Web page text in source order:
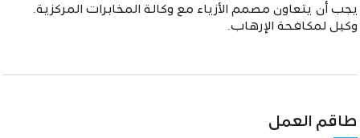
يجب أن يتعاون مصمم الأزياء مع وكالة المخابرات المركزية.
وكيل لمكافحة الإرهاب.
طاقم العمل